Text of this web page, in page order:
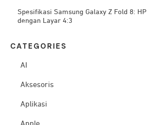
Spesifikasi Samsung Galaxy Z Fold 8: HP
dengan Layar 4:3
CATEG ORIES
AI
Aksesoris
Aplikasi